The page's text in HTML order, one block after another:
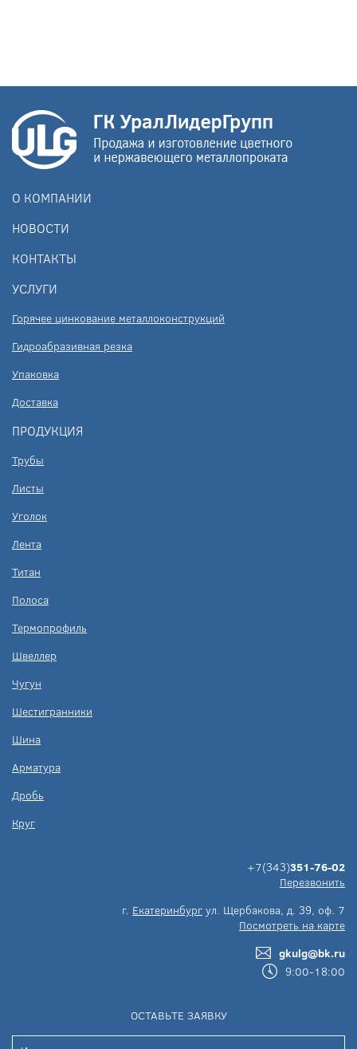
О КОМПАНИИ
НОВОСТИ
КОНТАКТЫ
УСЛУГИ
Горячее цинкование металлоконструкций
Гидроабразивная резка
Упаковка
Доставка
ПРОДУКЦИЯ
Трубы
Листы
Уголок
Лента
Титан
Полоса
Термопрофиль
Швеллер
Чугун
Шестигранники
Шина
Арматура
Дробь
Круг
+7(343)351-76-02
Перезвонить
г. Екатеринбург ул. Щербакова, д. 39, оф. 7
Посмотреть на карте
gkulg@bk.ru
9:00-18:00
ОСТАВЬТЕ ЗАЯВКУ